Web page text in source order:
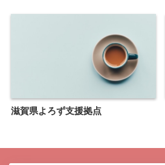
滋賀県よろず支援拠点